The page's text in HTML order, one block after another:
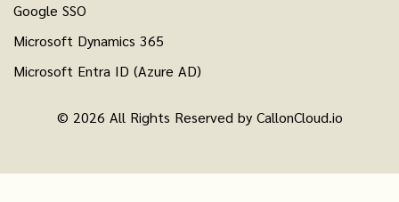
Google SSO
Microsoft Dynamics 365
Microsoft Entra ID (Azure AD)
© 2026 All Rights Reserved by CallonCloud.io